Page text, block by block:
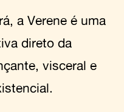
a Verene é uma
direto da
visceral e